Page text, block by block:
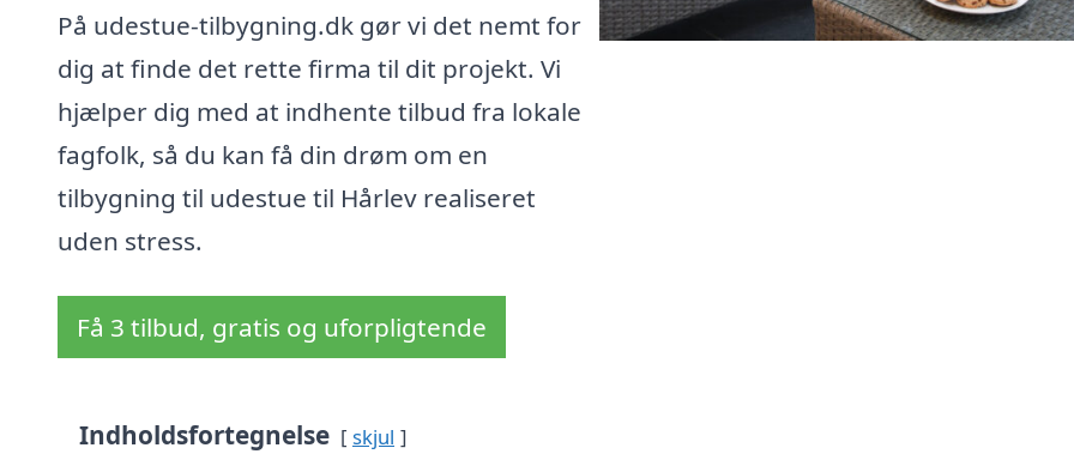
På udestue-tilbygning.dk gør vi det nemt for
dig at finde det rette firma til dit projekt. Vi
hjælper dig med at indhente tilbud fra lokale
fagfolk, så du kan få din drøm om en
tilbygning til udestue til Hårlev realiseret
uden stress.
Få 3 tilbud, gratis og uforpligtende
Indholdsfortegnelse skjul